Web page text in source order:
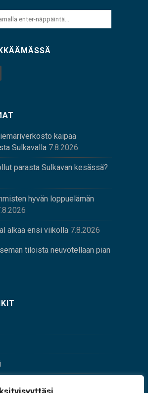
kaipaa
Sulkavalla 7.8.2026
parasta Sulkavan kesässä?
hyvän loppuelämän
alkaa ensi viikolla 7.8.2026
tiloista neuvotellaan pian